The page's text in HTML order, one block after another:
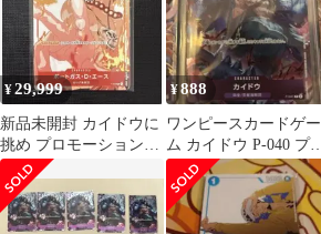
¥29,999
新品未開封 カイドウに
挑め プロモーションカ
ードセット③
¥888
ワンピースカードゲー
ム カイドウ P-040 プ
モカード